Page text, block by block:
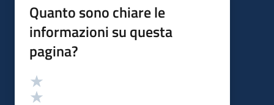
Quanto sono chiare le
informazioni su questa
pagina?
Valutazione